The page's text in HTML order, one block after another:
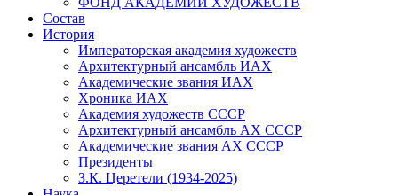
Состав
История
Императорская академия художеств
Архитектурный ансамбль ИАХ
Академические звания ИАХ
Хроника ИАХ
Академия художеств СССР
Архитектурный ансамбль АХ СССР
Академические звания АХ СССР
Президенты
З.К. Церетели (1934-2025)